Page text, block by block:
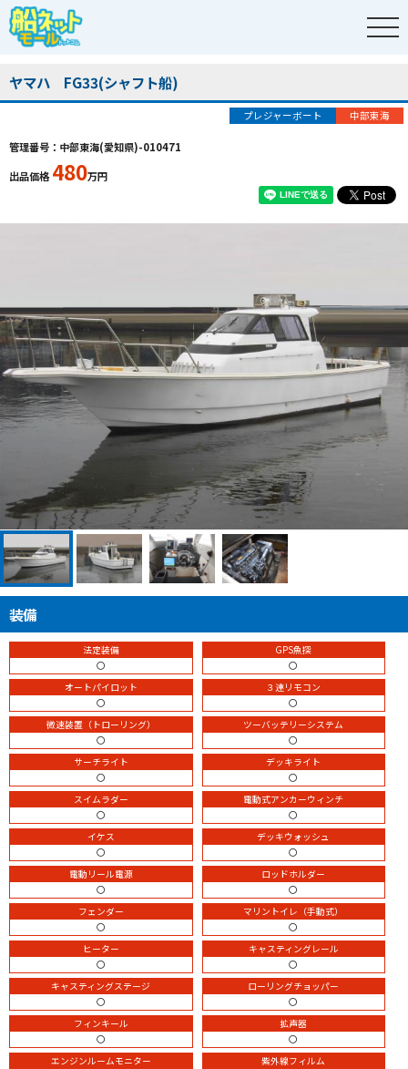
ヤマハ FG33(シャフト船)
プレジャーボート 中部東海
管理番号：中部東海(愛知県)-010471
出品価格480万円
装備
法定装備
〇
GPS魚探
〇
オートパイロット
〇
３連リモコン
〇
微速装置（トローリング）
〇
ツーバッテリーシステム
〇
サーチライト
〇
デッキライト
〇
スイムラダー
〇
電動式アンカーウィンチ
〇
イケス
〇
デッキウォッシュ
〇
電動リール電源
〇
ロッドホルダー
〇
フェンダー
〇
マリントイレ（手動式）
〇
ヒーター
〇
キャスティングレール
〇
キャスティングステージ
〇
ローリングチョッパー
〇
フィンキール
〇
拡声器
〇
エンジンルームモニター
紫外線フィルム